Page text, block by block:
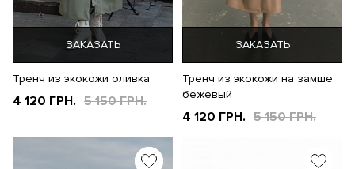
ЗАКАЗАТЬ
Тренч из экокожи оливка
4 120 ГРН. 5 150 ГРН.
ЗАКАЗАТЬ
Тренч из экокожи на замше
бежевый
4 120 ГРН. 5 150 ГРН.